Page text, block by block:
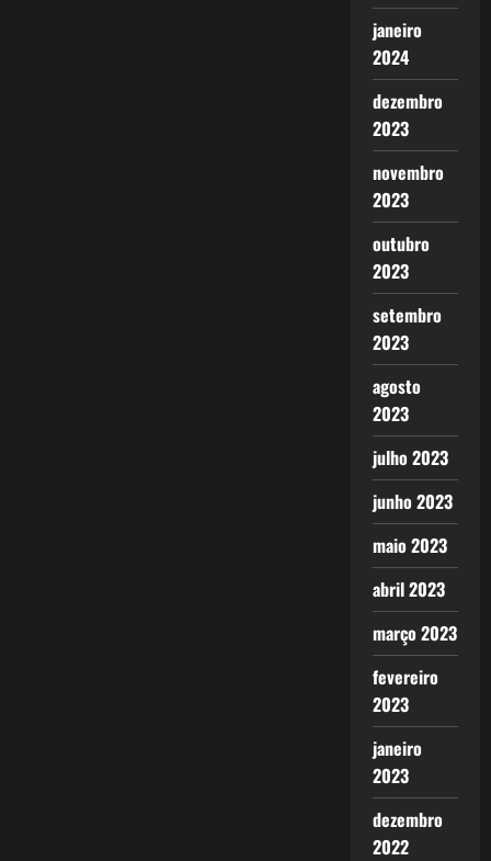
janeiro
2024
dezembro
2023
novembro
2023
outubro
2023
setembro
2023
agosto
2023
julho 2023
junho 2023
maio 2023
abril 2023
março 2023
fevereiro
2023
janeiro
2023
dezembro
2022